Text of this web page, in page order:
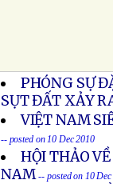
PHÓNG SỰ
SỤT ĐẤT XẢY
VIỆT NAM
-- posted on 10 Dec 2010
HỘI THẢO
NAM-- posted on 10